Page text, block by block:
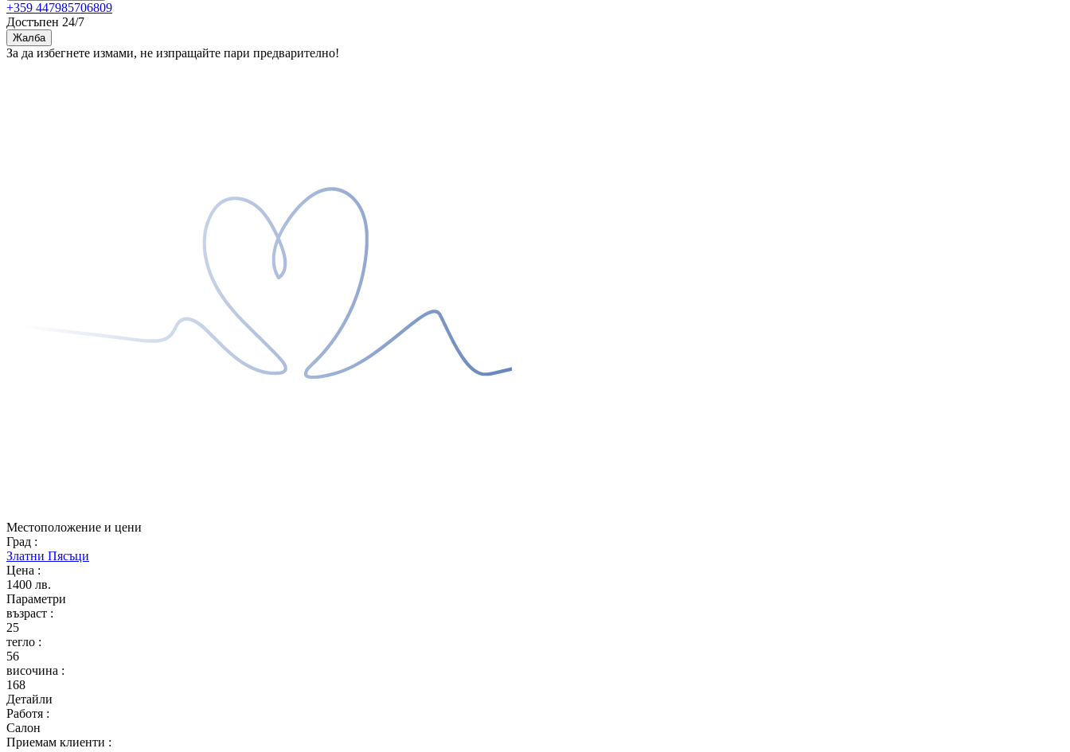
+359 447985706809
Достъпен 24/7
Жалба
За да избегнете измами, не изпращайте пари предварително!
Местоположение и цени
Град :
Златни Пясъци
Цена :
1400 лв.
Параметри
възраст :
25
тегло :
56
височина :
168
Детайли
Работя :
Салон
Приемам клиенти :